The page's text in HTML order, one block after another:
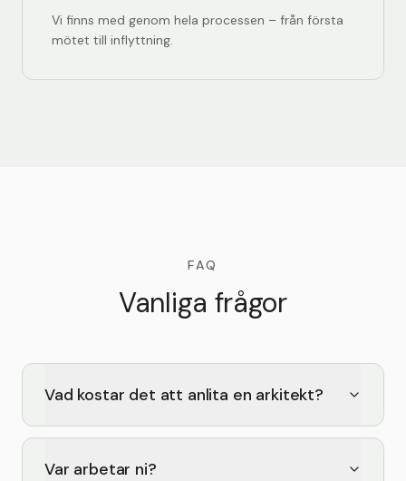
Vi finns med genom hela processen – från första
mötet till inflyttning.
FAQ
Vanliga frågor
Vad kostar det att anlita en arkitekt?
Var arbetar ni?